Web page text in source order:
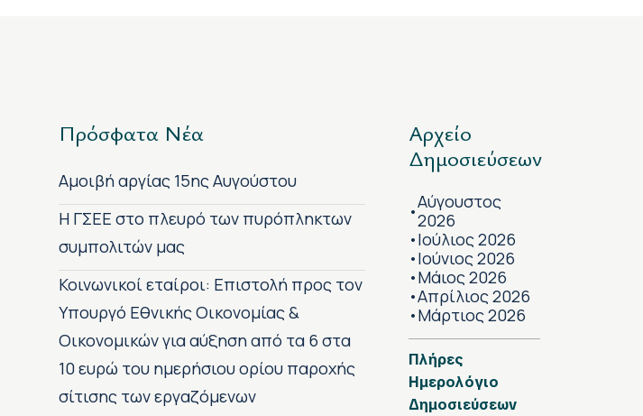
Πρόσφατα Νέα
Αμοιβή αργίας 15ης Αυγούστου
H ΓΣΕΕ στο πλευρό των πυρόπληκτων
συμπολιτών μας
Κοινωνικοί εταίροι: Επιστολή προς τον
Υπουργό Εθνικής Οικονομίας &
Οικονομικών για αύξηση από τα 6 στα
10 ευρώ του ημερήσιου ορίου παροχής
σίτισης των εργαζόμενων
Αρχείο
Δημοσιεύσεων
•Αύγουστος
2026
•Ιούλιος 2026
•Ιούνιος 2026
•Μάιος 2026
•Απρίλιος 2026
•Μάρτιος 2026
Πλήρες
Ημερολόγιο
Δημοσιεύσεων